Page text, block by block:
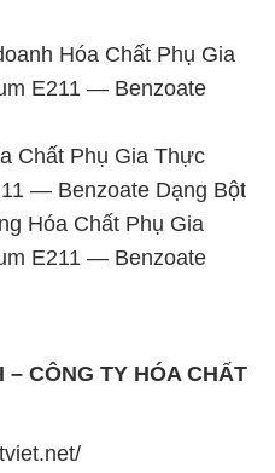
Hóa Chất Phụ Gia
E211 — Benzoate
Chất Phụ Gia Thực
— Benzoate Dạng Bột
Hóa Chất Phụ Gia
E211 — Benzoate
– CÔNG TY HÓA CHẤT